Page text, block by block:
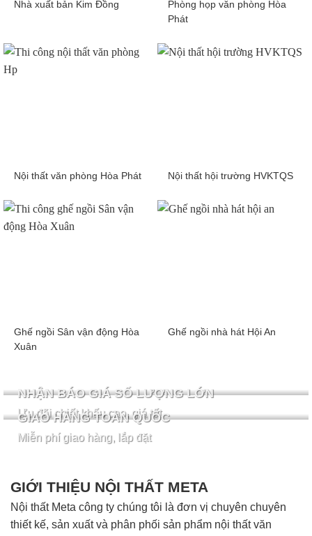
Nhà xuất bản Kim Đồng
Phòng họp văn phòng Hòa
Phát
Nội thất văn phòng Hòa Phát Nội thất hội trường HVKTQS
Ghế ngồi Sân vận động Hòa
Xuân
Ghế ngồi nhà hát Hội An
NHẬN BÁO GIÁ SỐ LƯỢNG LỚN
Ưu đãi chiết khấu cao, giá tốt
GIAO HÀNG TOÀN QUỐC
Miễn phí giao hàng, lắp đặt
GIỚI THIỆU NỘI THẤT META
Nội thất Meta công ty chúng tôi là đơn vị chuyên chuyên
thiết kế, sản xuất và phân phối sản phẩm nội thất văn